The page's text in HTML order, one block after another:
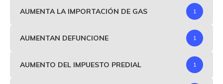
AUMENTA LA IMPORTACIÓN DE GAS 1
AUMENTAN DEFUNCIONE 1
AUMENTO DEL IMPUESTO PREDIAL 1